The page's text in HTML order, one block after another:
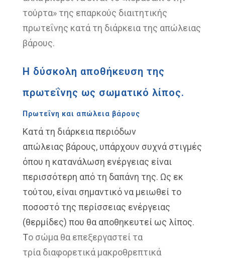
τούρτα» της επαρκούς διαιτητικής
πρωτεΐνης κατά τη διάρκεια της απώλειας
βάρους.
Η δύσκολη αποθήκευση της
πρωτεΐνης ως σωματικό λίπος.
Πρωτεΐνη και απώλεια βάρους
Κατά τη διάρκεια περιόδων
απώλειας βάρους, υπάρχουν συχνά στιγμές
όπου η κατανάλωση ενέργειας είναι
περισσότερη από τη δαπάνη της. Ως εκ
τούτου, είναι σημαντικό να μειωθεί το
ποσοστό της περίσσειας ενέργειας
(θερμίδες) που θα αποθηκευτεί ως λίπος.
Το σώμα θα επεξεργαστεί τα
τρία διαφορετικά μακροθρεπτικά